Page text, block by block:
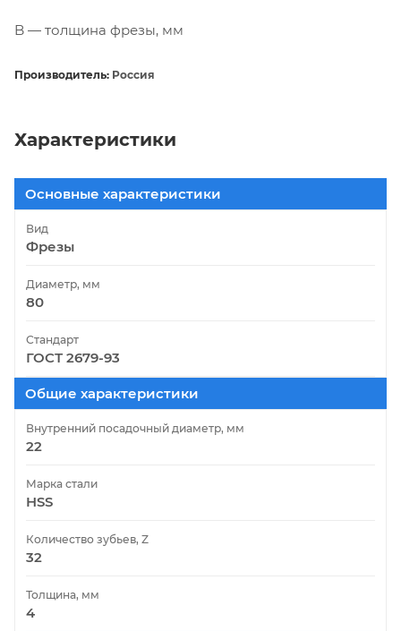
B — толщина фрезы, мм
Производитель: Россия
Характеристики
Основные характеристики
Вид
Фрезы
Диаметр, мм
80
Стандарт
ГОСТ 2679-93
Общие характеристики
Внутренний посадочный диаметр, мм
22
Марка стали
HSS
Количество зубьев, Z
32
Толщина, мм
4